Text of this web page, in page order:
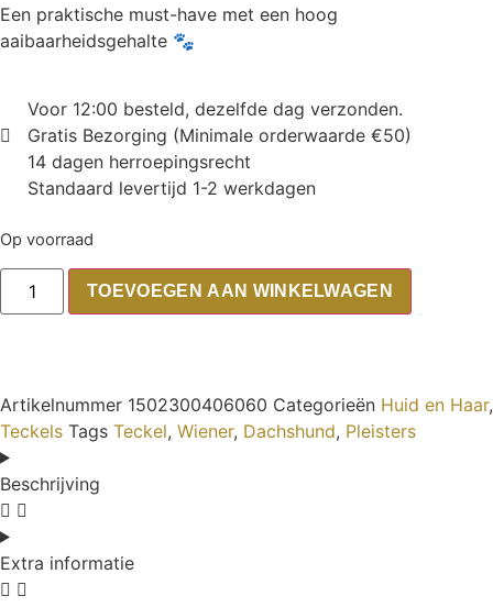
Een praktische must-have met een hoog
aaibaarheidsgehalte 🐾
Voor 12:00 besteld, dezelfde dag verzonden.
Gratis Bezorging (Minimale orderwaarde €50)
14 dagen herroepingsrecht
Standaard levertijd 1-2 werkdagen
Op voorraad
TOEVOEGEN AAN WINKELWAGEN
Artikelnummer 1502300406060 Categorieën Huid en Haar,
Teckels Tags Teckel, Wiener, Dachshund, Pleisters
Beschrijving
Extra informatie